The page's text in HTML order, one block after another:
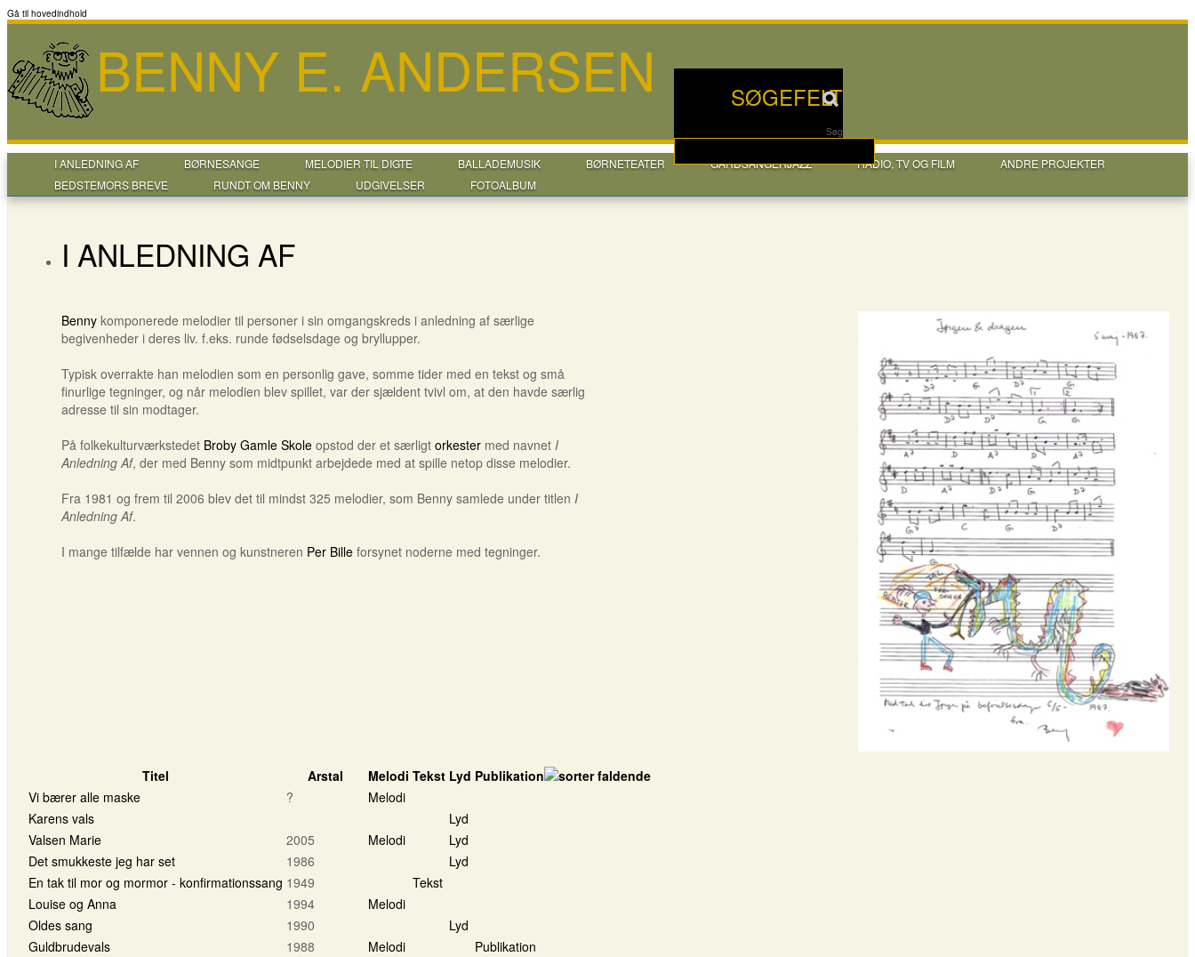
Gå til hovedindhold
SØGEFELT
Søg
BENNY E. ANDERSEN
I ANLEDNING AF BØRNESANGE MELODIER TIL DIGTE BALLADEMUSIK BØRNETEATER GÅRDSANGERJAZZ RADIO, TV OG FILM
ANDRE PROJEKTER
BEDSTEMORS BREVE
RUNDT OM BENNY UDGIVELSER FOTOALBUM
I ANLEDNING AF
Benny komponerede melodier til personer i sin omgangskreds i anledning af særlige
begivenheder i deres liv. f.eks. runde fødselsdage og bryllupper.
Typisk overrakte han melodien som en personlig gave, somme tider med en tekst og små
finurlige tegninger, og når melodien blev spillet, var der sjældent tvivl om, at den havde særlig
adresse til sin modtager.
På folkekulturværkstedet Broby Gamle Skole opstod der et særligt orkester med navnet I
Anledning Af, der med Benny som midtpunkt arbejdede med at spille netop disse melodier.
Fra 1981 og frem til 2006 blev det til mindst 325 melodier, som Benny samlede under titlen I
Anledning Af.
I mange tilfælde har vennen og kunstneren Per Bille forsynet noderne med tegninger.
Titel Arstal Melodi Tekst Lyd Publikation
Vi bærer alle maske
?
Melodi
Karens vals
Lyd
Valsen Marie
2005 Melodi
Lyd
Det smukkeste jeg har set
1986
Lyd
En tak til mor og mormor - konfirmationssang 1949
Tekst
Louise og Anna
1994
Melodi
Oldes sang
1990
Lyd
Guldbrudevals
1988 Melodi
Publikation